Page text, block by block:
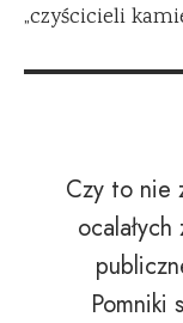
„czyścicieli
Czy to nie
Pomniki